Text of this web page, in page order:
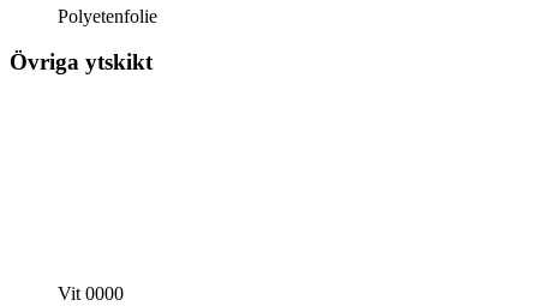
Polyetenfolie
Övriga ytskikt
Vit 0000